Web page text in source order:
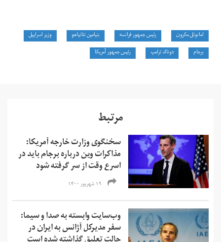
امانوئل مکرون رئیس جمهور فرانسه بنیامین نتانیاهو
وزیر اسراییل
برجام
دونالد ترامپ رئیس جمهور آمریکا
مرتبط
سخنگوی وزارت خارجه آمریکا:
مذاکرات وین درباره برجام باید در
اسرع وقت از سر گرفته شود
۱۹ شهریور ۱۴۰۰
وب‌سایت وابسته به صدا و سیما:
سفر مدیرکل آژانس به ایران در